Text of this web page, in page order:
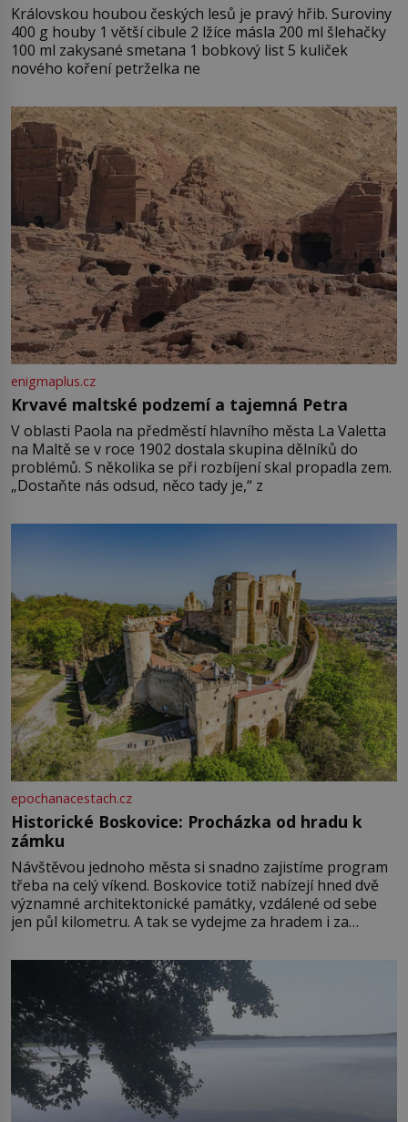
Královskou houbou českých lesů je pravý hřib. Suroviny
400 g houby 1 větší cibule 2 lžíce másla 200 ml šlehačky
100 ml zakysané smetana 1 bobkový list 5 kuliček
nového koření petrželka ne
enigmaplus.cz
Krvavé maltské podzemí a tajemná Petra
V oblasti Paola na předměstí hlavního města La Valetta
na Maltě se v roce 1902 dostala skupina dělníků do
problémů. S několika se při rozbíjení skal propadla zem.
„Dostaňte nás odsud, něco tady je,“ z
epochanacestach.cz
Historické Boskovice: Procházka od hradu k
zámku
Návštěvou jednoho města si snadno zajistíme program
třeba na celý víkend. Boskovice totiž nabízejí hned dvě
významné architektonické památky, vzdálené od sebe
jen půl kilometru. A tak se vydejme za hradem i za
Boskovice na okraji Drahanské vrchoviny vznikla někdy
ve13. století, a už v roce 1313 kronikáři zaznamenali